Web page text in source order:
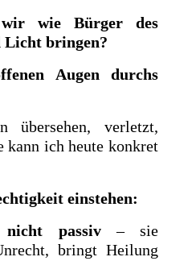
wie Bürger des
Licht bringen?
Augen durchs
übersehen, verletzt,
kann ich heute konkret
einstehen:
nicht passiv– sie
bringt Heilung